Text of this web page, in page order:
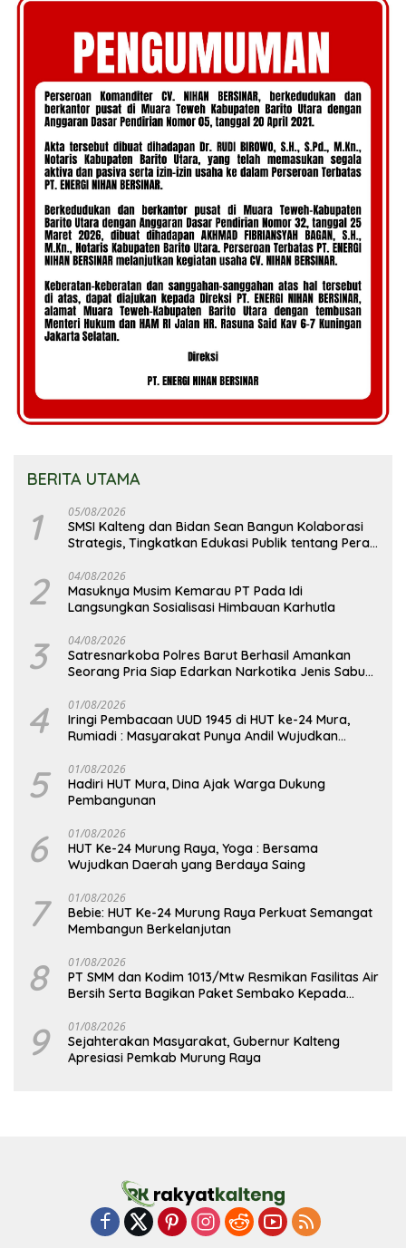
BERITA UTAMA
1 05/08/2026
SMSI Kalteng dan Bidan Sean Bangun Kolaborasi
Strategis, Tingkatkan Edukasi Publik tentang Peran
2 04/08/2026
Masuknya Musim Kemarau PT Pada Idi
Langsungkan Sosialisasi Himbauan Karhutla
3 04/08/2026
Satresnarkoba Polres Barut Berhasil Amankan
Seorang Pria Siap Edarkan Narkotika Jenis Sabu
4 01/08/2026
Iringi Pembacaan UUD 1945 di HUT ke-24 Mura,
Rumiadi : Masyarakat Punya Andil Wujudkan
5 01/08/2026
Hadiri HUT Mura, Dina Ajak Warga Dukung
Pembangunan
6 01/08/2026
HUT Ke-24 Murung Raya, Yoga : Bersama
Wujudkan Daerah yang Berdaya Saing
7 01/08/2026
Bebie: HUT Ke-24 Murung Raya Perkuat Semangat
Membangun Berkelanjutan
8 01/08/2026
PT SMM dan Kodim 1013/Mtw Resmikan Fasilitas Air
Bersih Serta Bagikan Paket Sembako Kepada
9 01/08/2026
Sejahterakan Masyarakat, Gubernur Kalteng
Apresiasi Pemkab Murung Raya